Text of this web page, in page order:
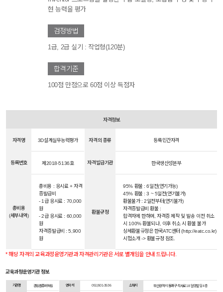
현 능력을 평가
검정방법
1급, 2급 실기 : 작업형(120분)
합격기준
100점 만점으로 60점 이상 득점자
자격정보
자격명 3D설계실무능력평가 자격의 종류 등록민간자격
등록번호 제2018-5136호 자격발급기관 한국생산성본부
총비용
(세부내역)
총비용 : 응시료 + 자격
증발급비
- 1급 응시료 : 70,000
원
- 2급 응시료 : 60,000
원
자격증발급비 : 5,900
원
환불규정
95% 환불 : 6일전(연기가능)
45% 환불 : 3 ~ 5일전(연기불가)
환불불가 : 2일전부터(연기불가)
자격증발급비 환불 :
합격자에 한하며, 자격증 제작 및 발송 이전 취소
시 100% 환불되나, 이후 취소 시 환불 불가
상세환불규정은 한국ATC센터 (http://eatc.co.kr)
시험소개 -> 환불규정 참조.
* 해당 자격의 교육과정운영기관과 자격관리기관은 서로 별개임을 안내 드립니다.
교육과정운영기관 정보
기관명 경원컴퓨터학원 연락처 051)501-3536 소재지 부산광역시 동래구 석사로 18 일양빌딩 4층